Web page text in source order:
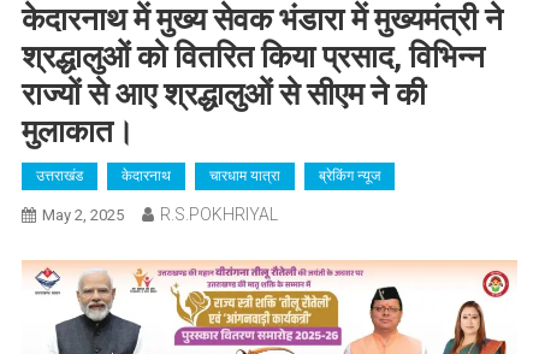
केदारनाथ में मुख्य सेवक भंडारा में मुख्यमंत्री ने
श्रद्धालुओं को वितरित किया प्रसाद, विभिन्न
राज्यों से आए श्रद्धालुओं से सीएम ने की
मुलाकात।
उत्तराखंड केदारनाथ चारधाम यात्रा ब्रेकिंग न्यूज
May 2, 2025 R.S.POKHRIYAL